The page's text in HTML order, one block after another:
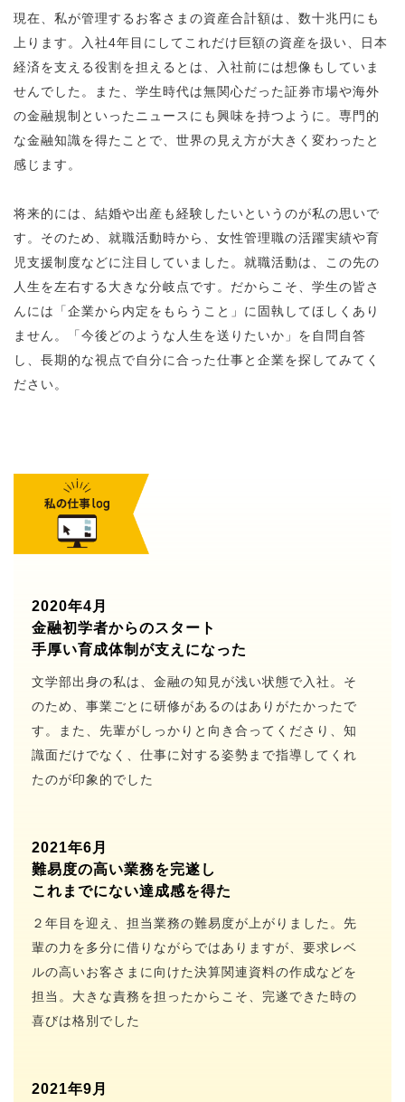
現在、私が管理するお客さまの資産合計額は、数十兆円にも
上ります。入社4年目にしてこれだけ巨額の資産を扱い、日本
経済を支える役割を担えるとは、入社前には想像もしていま
せんでした。また、学生時代は無関心だった証券市場や海外
の金融規制といったニュースにも興味を持つように。専門的
な金融知識を得たことで、世界の見え方が大きく変わったと
感じます。
将来的には、結婚や出産も経験したいというのが私の思いで
す。そのため、就職活動時から、女性管理職の活躍実績や育
児支援制度などに注目していました。就職活動は、この先の
人生を左右する大きな分岐点です。だからこそ、学生の皆さ
んには「企業から内定をもらうこと」に固執してほしくあり
ません。「今後どのような人生を送りたいか」を自問自答
し、長期的な視点で自分に合った仕事と企業を探してみてく
ださい。
2020年4月
金融初学者からのスタート
手厚い育成体制が支えになった
文学部出身の私は、金融の知見が浅い状態で入社。そ
のため、事業ごとに研修があるのはありがたかったで
す。また、先輩がしっかりと向き合ってくださり、知
識面だけでなく、仕事に対する姿勢まで指導してくれ
たのが印象的でした
2021年6月
難易度の高い業務を完遂し
これまでにない達成感を得た
２年目を迎え、担当業務の難易度が上がりました。先
輩の力を多分に借りながらではありますが、要求レベ
ルの高いお客さまに向けた決算関連資料の作成などを
担当。大きな責務を担ったからこそ、完遂できた時の
喜びは格別でした
2021年9月